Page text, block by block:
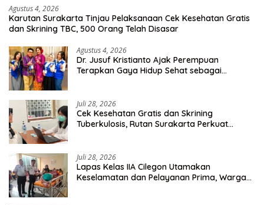
Agustus 4, 2026
Karutan Surakarta Tinjau Pelaksanaan Cek Kesehatan Gratis
dan Skrining TBC, 500 Orang Telah Disasar
Agustus 4, 2026
Dr. Jusuf Kristianto Ajak Perempuan
Terapkan Gaya Hidup Sehat sebagai
Juli 28, 2026
Cek Kesehatan Gratis dan Skrining
Tuberkulosis, Rutan Surakarta Perkuat
Juli 28, 2026
Lapas Kelas IIA Cilegon Utamakan
Keselamatan dan Pelayanan Prima, Warga